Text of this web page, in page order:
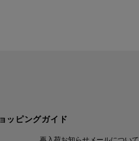
ッピングガイド